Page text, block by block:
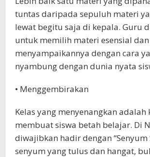
tuntas daripada sepuluh materi
lewat begitu saja di kepala. Guru
untuk memilih materi esensial dan
menyampaikannya dengan cara
nyambung dengan dunia nyata
• Menggembirakan
Kelas yang menyenangkan adalah
membuat siswa betah belajar. Di
diwajibkan hadir dengan “Senyum
senyum yang tulus dan hangat,